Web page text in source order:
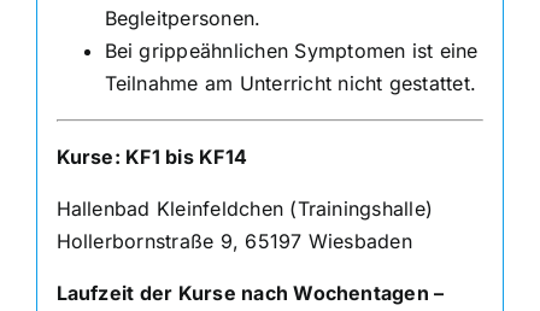
Begleitpersonen.
Bei grippeähnlichen Symptomen ist eine
Teilnahme am Unterricht nicht gestattet.
Kurse: KF1 bis KF14
Hallenbad Kleinfeldchen (Trainingshalle)
Hollerbornstraße 9, 65197 Wiesbaden
Laufzeit der Kurse nach Wochentagen –